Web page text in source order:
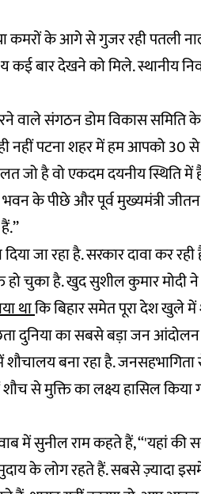
कमरों के आगे से गुजर रही पतली
कई बार देखने को मिले. स्थानीय
संगठन डोम विकास समिति के
नहीं पटना शहर में हम आपको 30
जो है वो एकदम दयनीय स्थिति
के पीछे और पूर्व मुख्यमंत्री
जा रहा है. सरकार दावा कर
चुका है. खुद सुशील कुमार मोदी
थाकि बिहार समेत पूरा देश खुले
दुनिया का सबसे बड़ा जन आंदोलन
बना रहा है.
से मुक्ति का लक्ष्य हासिल किया
में सुनील राम कहते हैं, ‘‘'यहां की
के लोग रहते हैं. सबसे ज़्यादा